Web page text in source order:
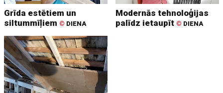
Grīda estētiem un
siltummīļiem © DIENA
Modernās tehnoloģijas
palīdz ietaupīt © DIENA